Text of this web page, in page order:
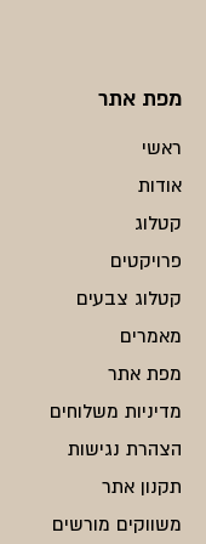
מפת אתר
ראשי
אודות
קטלוג
פרויקטים
קטלוג צבעים
מאמרים
מפת אתר
מדיניות משלוחים
הצהרת נגישות
תקנון אתר
משווקים מורשים